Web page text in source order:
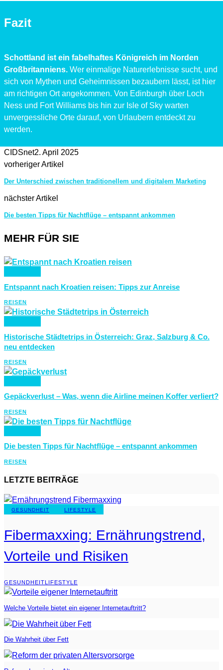
Fazit
Schottland ist ein fabelhaftes Königreich im Norden
Großbritanniens. Wer einmalige Naturerlebnisse sucht, und
sich von Mythen und Geheimnissen bezaubern lässt, ist hier
am richtigen Ort angekommen. Von Edinburgh über Loch
Ness und Fort Williams bis hin zur Isle of Sky warten
unvergessliche Orte darauf, von Urlaubern entdeckt zu
werden.
CIDSnet2. April 2025
vorheriger Artikel
Der Unterschied zwischen traditionellem und digitalem Marketing
nächster Artikel
Die besten Tipps für Nachtflüge – entspannt ankommen
MEHR FÜR SIE
Entspannt nach Kroatien reisen: Tipps zur Anreise
REISEN
Historische Städtetrips in Österreich: Graz, Salzburg & Co.
neu entdecken
REISEN
Gepäckverlust – Was, wenn die Airline meinen Koffer verliert?
REISEN
Die besten Tipps für Nachtflüge – entspannt ankommen
REISEN
LETZTE BEITRÄGE
GESUNDHEIT LIFESTYLE
Fibermaxxing: Ernährungstrend,
Vorteile und Risiken
GESUNDHEITLIFESTYLE
Welche Vorteile bietet ein eigener Internetauftritt?
Die Wahrheit über Fett